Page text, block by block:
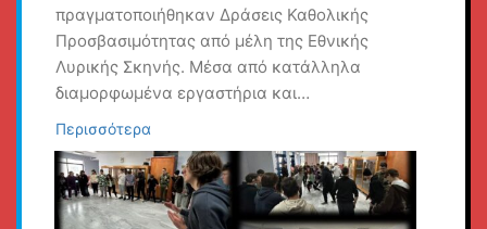
πραγματοποιήθηκαν Δράσεις Καθολικής
Προσβασιμότητας από μέλη της Εθνικής
Λυρικής Σκηνής. Μέσα από κατάλληλα
διαμορφωμένα εργαστήρια και…
Περισσότερα